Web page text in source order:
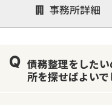
個人再生
会社破産・法人破産
事務所詳細
債務整理をした
所を探せばよい